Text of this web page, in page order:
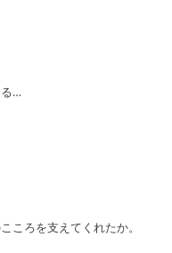
…
ころを支えてくれたか。